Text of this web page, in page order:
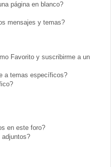
página en blanco?
mensajes y temas?
Favorito y suscribirme a un
a temas específicos?
en este foro?